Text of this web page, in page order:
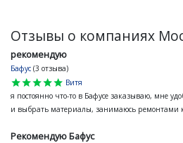
Отзывы о компаниях
рекомендую
Бафус (3 отзыва)
star
star
star
star
star
Витя
я постоянно что-то в Бафусе заказываю, мне
и выбрать материалы, занимаюсь ремонтами
Рекомендую Бафус